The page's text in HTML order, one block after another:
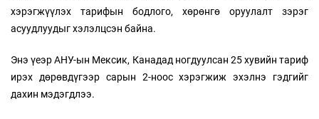
хэрэгжүүлэх тарифын бодлого, хөрөнгө оруулалт зэрэг
асуудлуудыг хэлэлцсэн байна.
Энэ үеэр АНУ-ын Мексик, Канадад ногдуулсан 25 хувийн тариф
ирэх дөрөвдүгээр сарын 2-ноос хэрэгжиж эхэлнэ гэдгийг
дахин мэдэгдлээ.